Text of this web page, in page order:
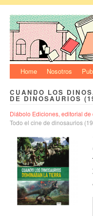
Home Nosotros
CUANDO LOS
DE DINOSAURIOS
Diábolo Ediciones, editorial de
Todo el cine de dinosaurios